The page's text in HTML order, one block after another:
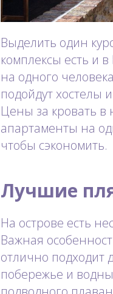
Выделить один
комплексы есть и
на одного
подойдут хостелы
Цены за кровать в
апартаменты на
чтобы сэкономить.
Лучшие
На острове есть
Важная
отлично подходит
побережье и